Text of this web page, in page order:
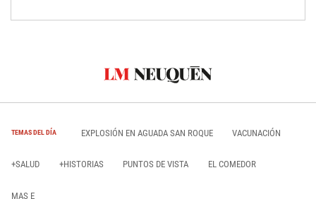
TEMAS DEL DÍA EXPLOSIÓN EN AGUADA SAN ROQUE VACUNACIÓN
+SALUD +HISTORIAS PUNTOS DE VISTA EL COMEDOR
MAS E